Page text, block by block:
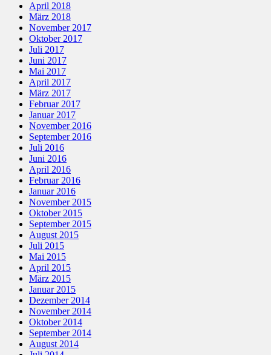
April 2018
März 2018
November 2017
Oktober 2017
Juli 2017
Juni 2017
Mai 2017
April 2017
März 2017
Februar 2017
Januar 2017
November 2016
September 2016
Juli 2016
Juni 2016
April 2016
Februar 2016
Januar 2016
November 2015
Oktober 2015
September 2015
August 2015
Juli 2015
Mai 2015
April 2015
März 2015
Januar 2015
Dezember 2014
November 2014
Oktober 2014
September 2014
August 2014